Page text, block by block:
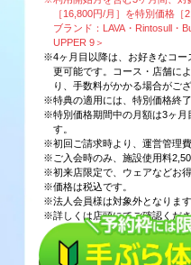
［16,800円/月］を特別価格
ブランド：LAVA・Rintosull・
UPPER 9＞
※4ヶ月目以降は、お好きなコー
更可能です。コース・店舗に
り、手数料がかかる場合がござ
※特典の適用には、特別価格終
※特別価格期間中の月額は3ヶ月
す。
※初回ご請求時より、運営管理
※ご入会時のみ、施設使用料
※初来店限定で、ウェアなどお
※価格は税込です。
※法人会員様は対象外となります
※詳しくは店頭にてご確認くだ